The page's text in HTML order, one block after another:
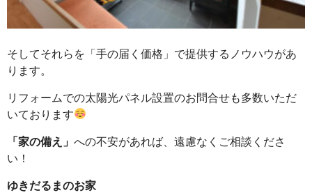
そしてそれらを「手の届く価格」で提供するノウハウがあ
ります。
リフォームでの太陽光パネル設置のお問合せも多数いただ
いております
「家の備え」 への不安があれば、遠慮なくご相談くださ
い！
ゆきだるまのお家